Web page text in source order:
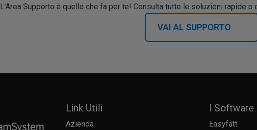
L'Area Supporto è quello che fa per te! Consulta tutte le soluzioni rapide
VAI AL SUPPORTO
Link Utili
Azienda
I Software
Easyfatt